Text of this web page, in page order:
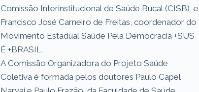
Comissão Interinstitucional de Saúde Bucal (CISB), e
Francisco José Carneiro de Freitas, coordenador do
Movimento Estadual Saúde Pela Democracia +SUS
É +BRASIL.
A Comissão Organizadora do Projeto Saúde
Coletiva é formada pelos doutores Paulo Capel